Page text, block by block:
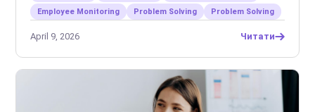
Employee Monitoring
Problem Solving Problem Solving
April 9, 2026 Читати